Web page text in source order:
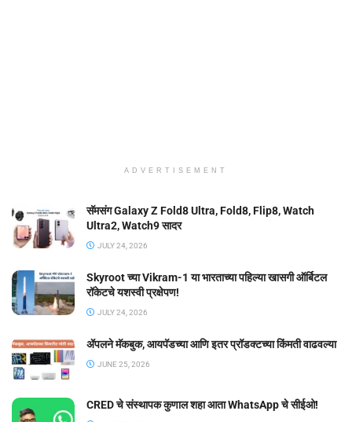
ADVERTISEMENT
सॅमसंग Galaxy Z Fold8 Ultra, Fold8, Flip8, Watch
Ultra2, Watch9 सादर
JULY 24, 2026
Skyroot च्या Vikram-1 या भारताच्या पहिल्या खासगी ऑर्बिटल
रॉकेटचे यशस्वी प्रक्षेपण!
JULY 24, 2026
ॲपलने मॅकबुक, आयपॅडच्या आणि इतर प्रॉडक्टच्या किंमती वाढवल्या
JUNE 25, 2026
CRED चे संस्थापक कुणाल शहा आता WhatsApp चे सीईओ!